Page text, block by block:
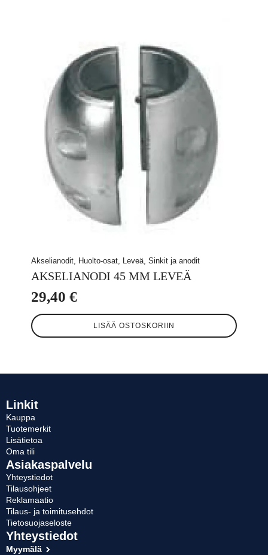
Akselianodit, Huolto-osat, Leveä, Sinkit ja anodit
AKSELIANODI 45 MM LEVEÄ
29,40 €
LISÄÄ OSTOSKORIIN
Linkit
Kauppa
Tuotemerkit
Lisätietoa
Oma tili
Asiakaspalvelu
Yhteystiedot
Tilausohjeet
Reklamaatio
Tilaus- ja toimitusehdot
Tietosuojaseloste
Yhteystiedot
Myymälä